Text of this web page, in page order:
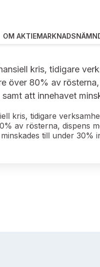
OM
kris, tidigare
över 80% av
att innehavet
kris, tidigare
av rösterna, dispens
till under 30%